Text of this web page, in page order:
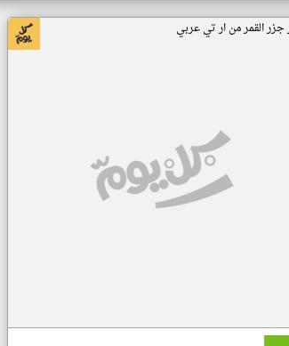
جزر القمر من ار تي عربي